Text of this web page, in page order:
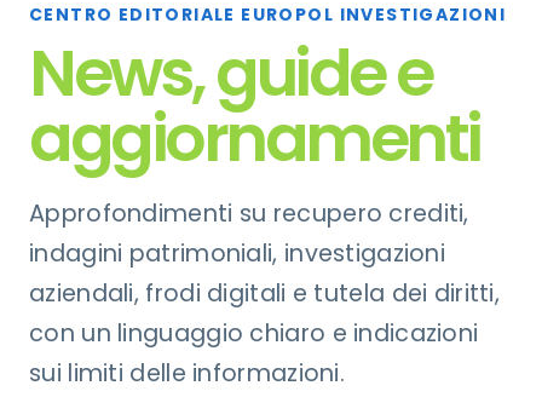
CENTRO EDITORIALE EUROPOL INVESTIGAZIONI
News, guide e
aggiornamenti
Approfondimenti su recupero crediti,
indagini patrimoniali, investigazioni
aziendali, frodi digitali e tutela dei diritti,
con un linguaggio chiaro e indicazioni
sui limiti delle informazioni.